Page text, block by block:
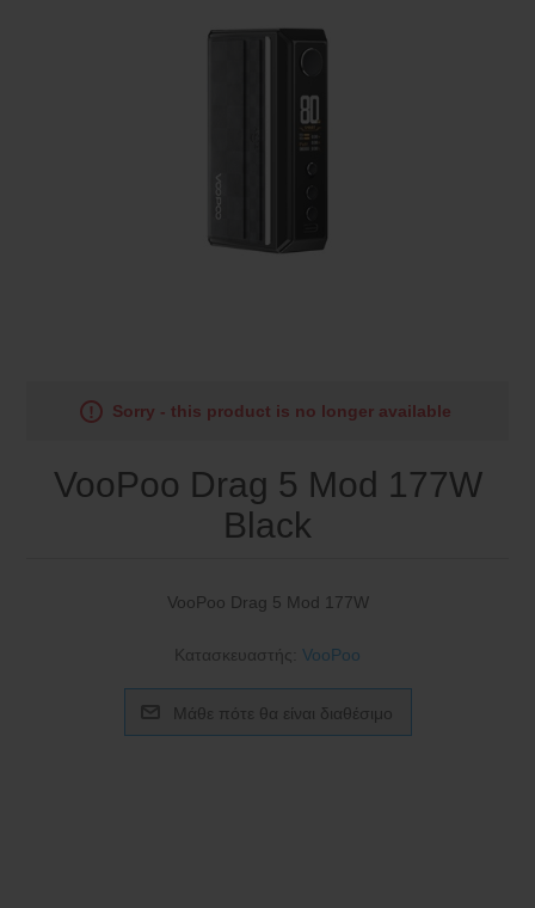
Sorry - this product is no longer available
VooPoo Drag 5 Mod 177W
Black
VooPoo Drag 5 Mod 177W
Κατασκευαστής: VooPoo